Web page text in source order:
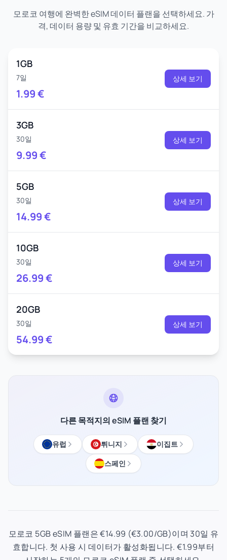
모로코 여행에 완벽한 eSIM 데이터 플랜을 선택하세요. 가
격, 데이터 용량 및 유효 기간을 비교하세요.
1GB
7일
1.99€
상세 보기
3GB
30일
9.99€
상세 보기
5GB
30일
14.99€
상세 보기
10GB
30일
26.99€
상세 보기
20GB
30일
54.99€
상세 보기
다른 목적지의 eSIM 플랜 찾기
유럽 튀니지
이집트
스페인
모로코 5GB eSIM 플랜은 €14.99 (€3.00/GB)이며 30일 유
효합니다. 첫 사용 시 데이터가 활성화됩니다. €1.99부터